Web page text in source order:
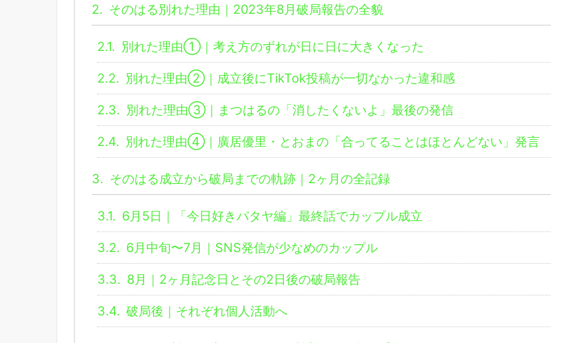
2. そのはる別れた理由｜2023年8月破局報告の全貌
2.1. 別れた理由①｜考え方のずれが日に日に大きくなった
2.2. 別れた理由②｜成立後にTikTok投稿が一切なかった違和感
2.3. 別れた理由③｜まつはるの「消したくないよ」最後の発信
2.4. 別れた理由④｜廣居優里・とおまの「合ってることはほとんどない」発言
3. そのはる成立から破局までの軌跡｜2ヶ月の全記録
3.1. 6月5日｜「今日好きパタヤ編」最終話でカップル成立
3.2. 6月中旬〜7月｜SNS発信が少なめのカップル
3.3. 8月｜2ヶ月記念日とその2日後の破局報告
3.4. 破局後｜それぞれ個人活動へ